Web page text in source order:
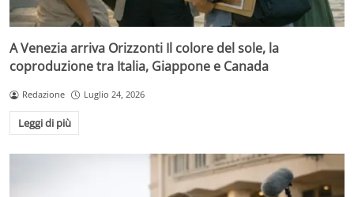
A Venezia arriva Orizzonti Il colore del sole, la
coproduzione tra Italia, Giappone e Canada
Redazione Luglio 24, 2026
Leggi di più